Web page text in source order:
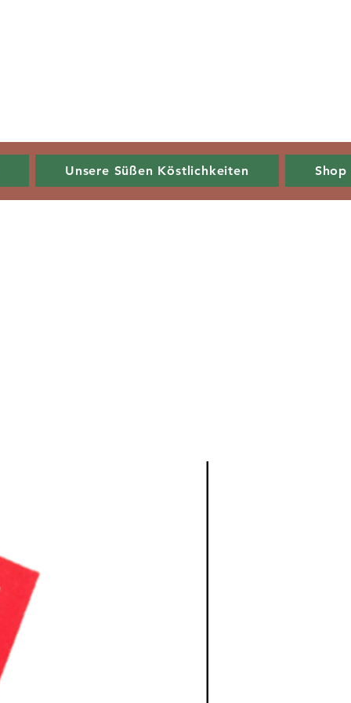
Unsere Süßen Köstlichkeiten Shop